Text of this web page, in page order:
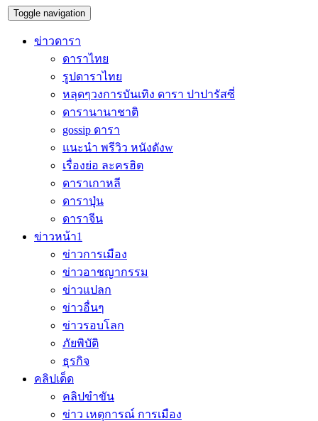
Toggle navigation
ข่าวดารา
ดาราไทย
รูปดาราไทย
หลุดๆวงการบันเทิง ดารา ปาปารัสซี่
ดารานานาชาติ
gossip ดารา
แนะนำ พรีวิว หนังดังw
เรื่องย่อ ละครฮิต
ดาราเกาหลี
ดาราปุ่น
ดาราจีน
ข่าวหน้า1
ข่าวการเมือง
ข่าวอาชญากรรม
ข่าวแปลก
ข่าวอื่นๆ
ข่าวรอบโลก
ภัยพิบัติ
ธุรกิจ
คลิปเด็ด
คลิปขำขัน
ข่าว เหตุการณ์ การเมือง